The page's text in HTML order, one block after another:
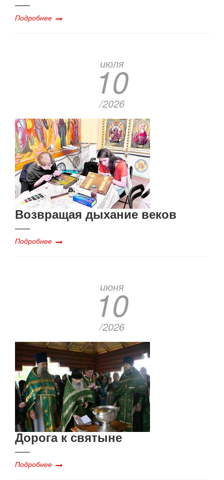
Подробнее
июля
10
/2026
Возвращая дыхание веков
Подробнее
июня
10
/2026
Дорога к святыне
Подробнее